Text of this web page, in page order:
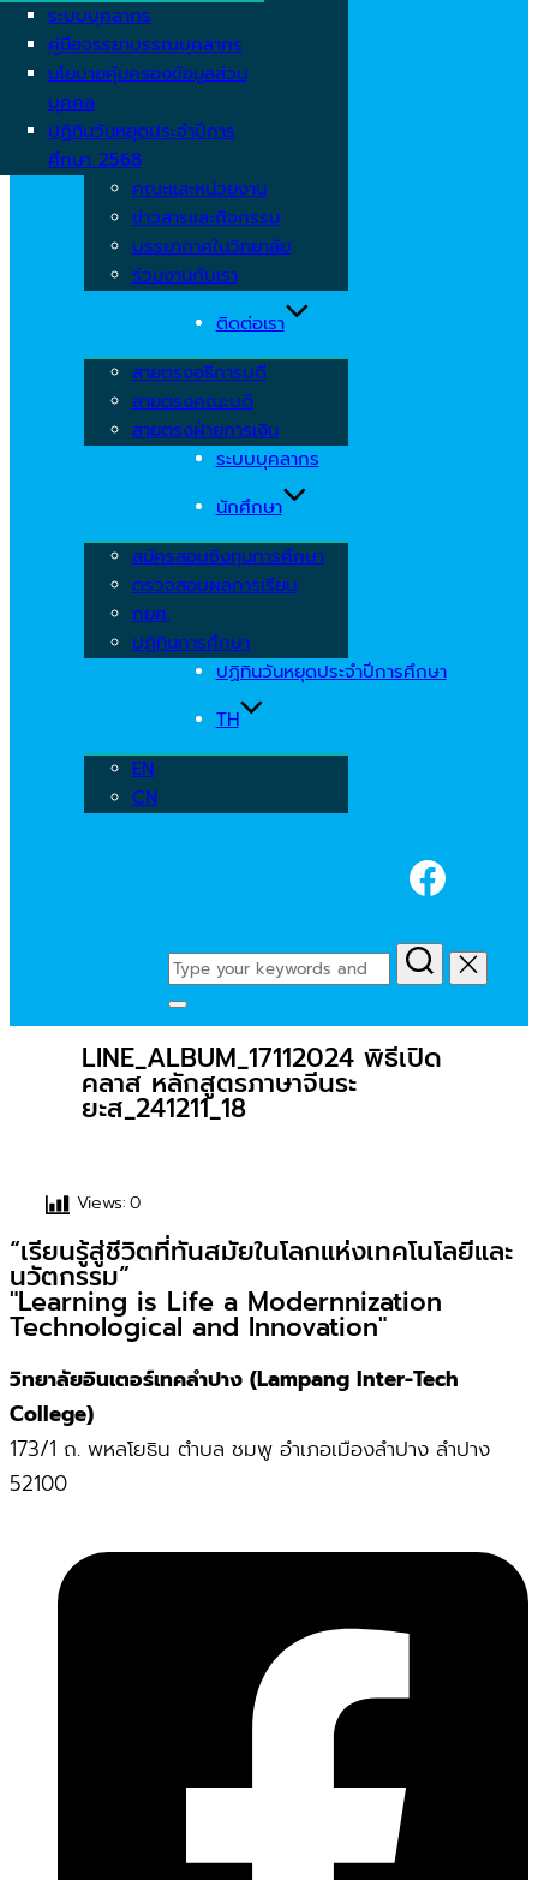
ระบบบุคลากร
คู่มือจรรยาบรรณบุคลากร
นโยบายคุ้มครองข้อมูลส่วน
บุคคล
ปฏิทินวันหยุดประจำปีการ
ศึกษา 2568
คณะและหน่วยงาน
ข่าวสารและกิจกรรม
บรรยากาศในวิทยาลัย
ร่วมงานกับเรา
ติดต่อเรา
สายตรงอธิการบดี
สายตรงคณะบดี
สายตรงฝ่ายการเงิน
ระบบบุคลากร
นักศึกษา
สมัครสอบชิงทุนการศึกษา
ตรวจสอบผลการเรียน
กยศ.
ปฏิทินการศึกษา
ปฏิทินวันหยุดประจำปีการศึกษา
TH
EN
CN
Search
for:
Toggle
&
navigation
LINE_ALBUM_17112024 พิธีเปิด
คลาส หลักสูตรภาษาจีนระ
ยะส_241211_18
Views:0
“เรียนรู้สู่ชีวิตที่ทันสมัยในโลกแห่งเทคโนโลยีและ
นวัตกรรม”
"Learning is Life a Modernnization
Technological and Innovation"
วิทยาลัยอินเตอร์เทคลำปาง (Lampang Inter-Tech
College)
173/1 ถ. พหลโยธิน ตำบล ชมพู อำเภอเมืองลำปาง ลำปาง
52100